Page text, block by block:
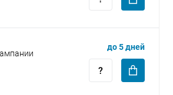
до 5 дней